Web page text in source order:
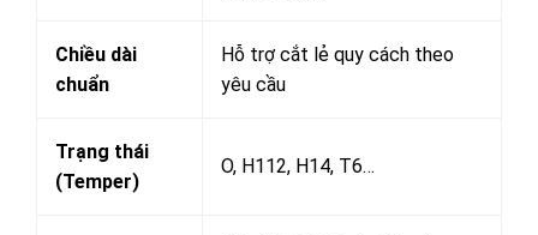
Chiều dài
chuẩn
Hỗ trợ cắt lẻ quy cách theo
yêu cầu
Trạng thái
(Temper)
O, H112, H14, T6…